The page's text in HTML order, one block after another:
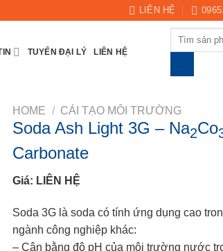
LIÊN HỆ
TUYỂN ĐẠI LÝ LIÊN HỆ
HOME / CẢI TẠO MÔI TRƯỜNG
Soda Ash Light 3G – Na2Co
Carbonate
Giá: LIÊN HỆ
Soda 3G là soda có tính ứng dụng cao
ngành công nghiệp khác:
– Cân bằng độ pH của môi trường nước